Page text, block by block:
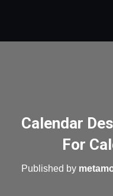
Calendar
For
Published by